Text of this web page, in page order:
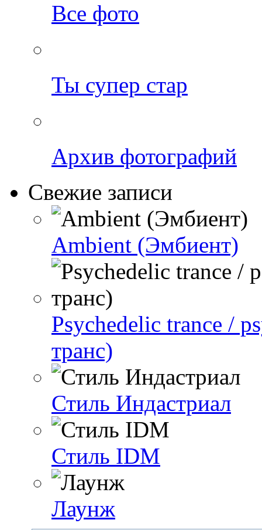
Все фото
Ты супер стар
Архив фотографий
Свежие записи
Ambient (Эмбиент)
Psychedelic trance /
транс)
Стиль Индастриал
Стиль IDM
Лаунж